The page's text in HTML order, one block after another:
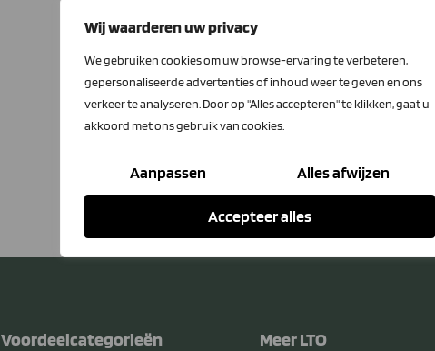
Wij waarderen uw privacy
We gebruiken cookies om uw browse-ervaring te verbeteren,
gepersonaliseerde advertenties of inhoud weer te geven en ons
verkeer te analyseren. Door op "Alles accepteren" te klikken, gaat u
akkoord met ons gebruik van cookies.
Aanpassen Alles afwijzen
Accepteer alles
Voordeelcategorieën Meer LTO